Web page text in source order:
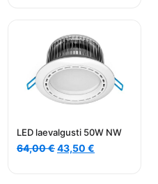
LED laevalgusti 50W NW
64,00€Algne
43,50 €